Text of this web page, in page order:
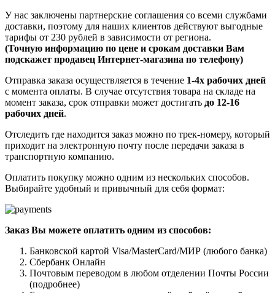
У нас заключены партнерские соглашения со всеми службами
доставки, поэтому для наших клиентов действуют выгодные
тарифы от 230 рублей в зависимости от региона.
(Точную информацию по цене и срокам доставки Вам
подскажет продавец Интернет-магазина по телефону)
Отправка заказа осуществляется в течение 1-4х рабочих дней
с момента оплаты. В случае отсутствия товара на складе на
момент заказа, срок отправки может достигать до 12-16
рабочих дней.
Отследить где находится заказ можно по трек-номеру, который
приходит на электронную почту после передачи заказа в
транспортную компанию.
Оплатить покупку можно одним из нескольких способов.
Выбирайте удобный и привычный для себя формат:
Заказ Вы можете оплатить одним из способов:
Банковской картой Visa/MasterCard/МИР (любого банка)
Сбербанк Онлайн
Почтовым переводом в любом отделении Почты России
(подробнее)